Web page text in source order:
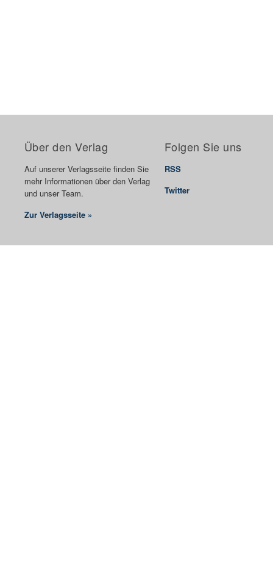
Über den Verlag
Auf unserer Verlagsseite finden Sie
mehr Informationen über den Verlag
und unser Team.
Zur Verlagsseite »
Folgen Sie uns
RSS
Twitter